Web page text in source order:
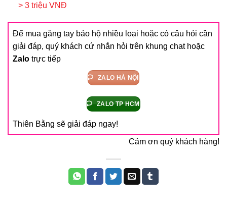
> 3 triệu VNĐ
Để mua găng tay bảo hộ nhiều loại hoặc có câu hỏi cần
giải đáp, quý khách cứ nhắn hỏi trên khung chat hoặc
Zalo trực tiếp
ZALO HÀ NỘI
ZALO TP HCM
Thiên Bằng sẽ giải đáp ngay!
Cảm ơn quý khách hàng!